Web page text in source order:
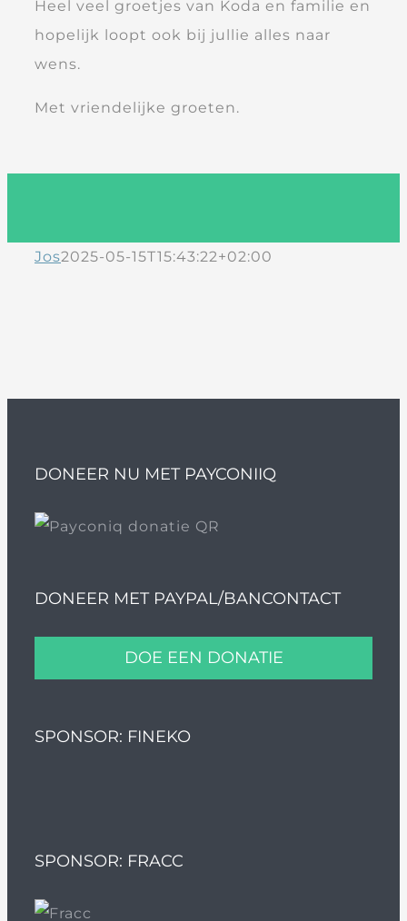
Heel veel groetjes van Koda en familie en
hopelijk loopt ook bij jullie alles naar
wens.
Met vriendelijke groeten.
Jos2025-05-15T15:43:22+02:00
DONEER NU MET PAYCONIIQ
DONEER MET PAYPAL/BANCONTACT
DOE EEN DONATIE
SPONSOR: FINEKO
SPONSOR: FRACC